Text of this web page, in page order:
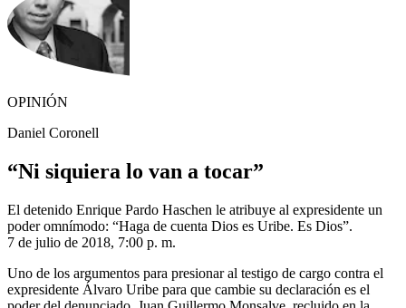
OPINIÓN
Daniel Coronell
“Ni siquiera lo van a tocar”
El detenido Enrique Pardo Haschen le atribuye al expresidente un
poder omnímodo: “Haga de cuenta Dios es Uribe. Es Dios”.
7 de julio de 2018, 7:00 p. m.
Uno de los argumentos para presionar al testigo de cargo contra el
expresidente Álvaro Uribe para que cambie su declaración es el